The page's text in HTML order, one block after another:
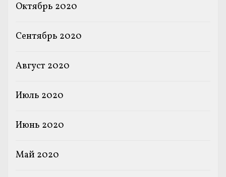
Октябрь 2020
Сентябрь 2020
Август 2020
Июль 2020
Июнь 2020
Май 2020